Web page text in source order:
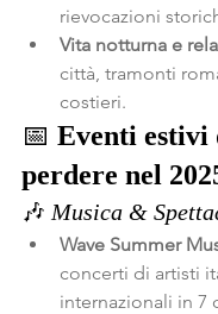
rievocazioni
Vita notturna e
città, tramonti
costieri.
📅 Eventi estivi
perdere nel
🎶 Musica &
Wave Summer
concerti di artisti
internazionali in 7